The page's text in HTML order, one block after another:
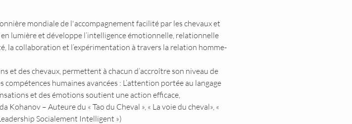
mondiale de l'accompagnement facilité par les chevaux et
lumière et développe l’intelligence émotionnelle, relationnelle
la collaboration et l’expérimentation à travers la relation homme-
et des chevaux, permettent à chacun d’accroître son niveau de
humaines avancées : L’attention portée au langage
et des émotions soutient une action efficace,
– Auteure du « Tao du Cheval », « La voie du cheval», «
Socialement Intelligent »)